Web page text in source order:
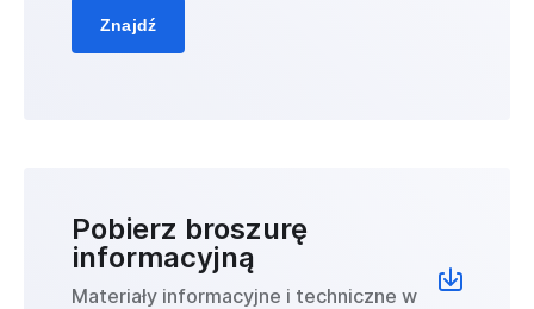
Znajdź
Pobierz broszurę
informacyjną
Materiały informacyjne i techniczne w